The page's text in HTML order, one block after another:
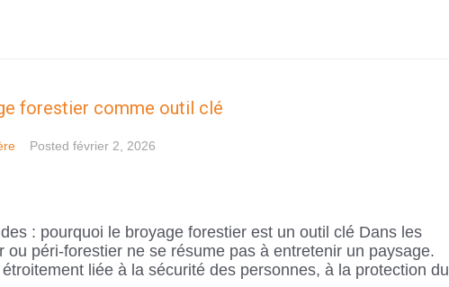
forestier comme outil clé
Posted février 2, 2026
: pourquoi le broyage forestier est un outil clé Dans les
ou péri-forestier ne se résume pas à entretenir un paysage.
liée à la sécurité des personnes, à la protection du